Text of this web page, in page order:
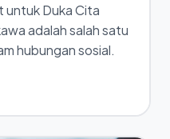
untuk Duka Cita
adalah salah satu
hubungan sosial.